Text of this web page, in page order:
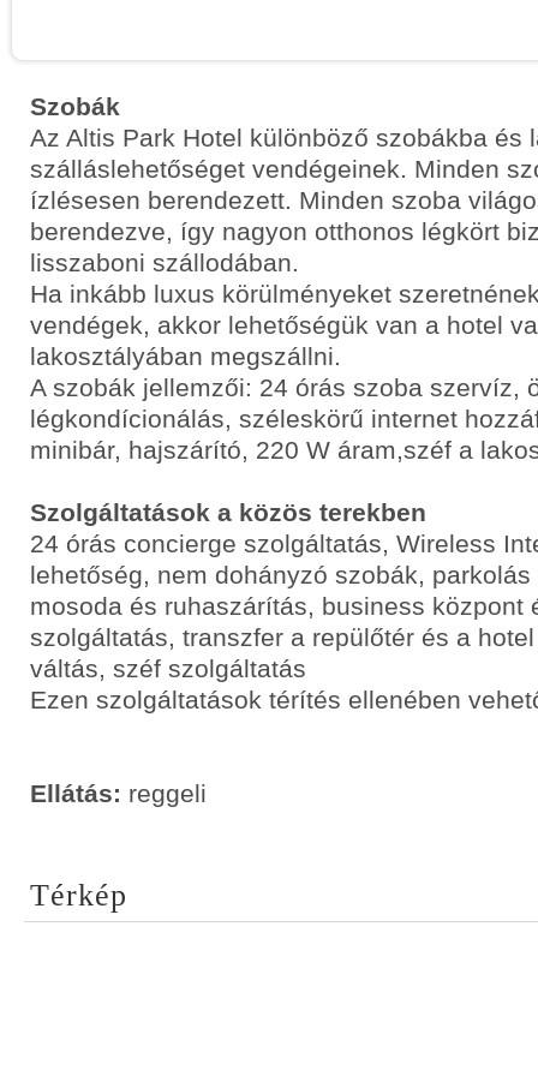
Szobák
Az Altis Park Hotel különböző szobákba és
szálláslehetőséget vendégeinek. Minden
ízlésesen berendezett. Minden szoba
berendezve, így nagyon otthonos légkört
lisszaboni szállodában.
Ha inkább luxus körülményeket
vendégek, akkor lehetőségük van a hotel
lakosztályában megszállni.
A szobák jellemzői: 24 órás szoba szervíz,
légkondícionálás, széleskörű internet
minibár, hajszárító, 220 W áram,széf a
Szolgáltatások a közös terekben
24 órás concierge szolgáltatás, Wireless
lehetőség, nem dohányzó szobák,
mosoda és ruhaszárítás, business központ
szolgáltatás, transzfer a repülőtér és a
váltás, széf szolgáltatás
Ezen szolgáltatások térítés ellenében
Ellátás: reggeli
Térkép